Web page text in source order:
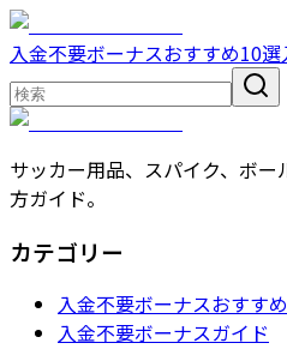
入金不要ボーナスおすすめ10選
サッカー用品、スパイク、ボ
方ガイド。
カテゴリー
入金不要ボーナスおすす
入金不要ボーナスガイド